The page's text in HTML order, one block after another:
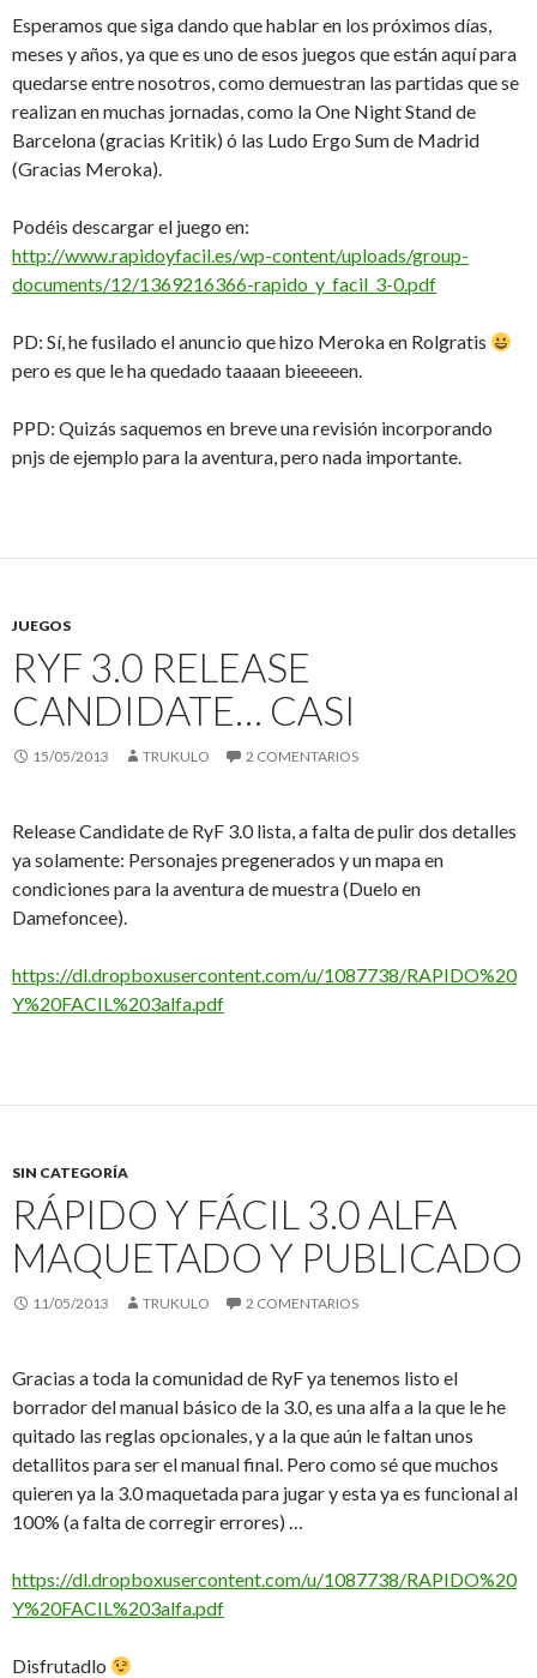
Esperamos que siga dando que hablar en los próximos días,
meses y años, ya que es uno de esos juegos que están aquí para
quedarse entre nosotros, como demuestran las partidas que se
realizan en muchas jornadas, como la One Night Stand de
Barcelona (gracias Kritik) ó las Ludo Ergo Sum de Madrid
(Gracias Meroka).
Podéis descargar el juego en:
http://www.rapidoyfacil.es/wp-content/uploads/group-
documents/12/1369216366-rapido_y_facil_3-0.pdf
PD: Sí, he fusilado el anuncio que hizo Meroka en Rolgratis
pero es que le ha quedado taaaan bieeeeen.
PPD: Quizás saquemos en breve una revisión incorporando
pnjs de ejemplo para la aventura, pero nada importante.
JUEGOS
RYF 3.0 RELEASE
CANDIDATE… CASI
15/05/2013 TRUKULO 2 COMENTARIOS
Release Candidate de RyF 3.0 lista, a falta de pulir dos detalles
ya solamente: Personajes pregenerados y un mapa en
condiciones para la aventura de muestra (Duelo en
Damefoncee).
https://dl.dropboxusercontent.com/u/1087738/RAPIDO%20
Y%20FACIL%203alfa.pdf
SIN CATEGORÍA
RÁPIDO Y FÁCIL 3.0 ALFA
MAQUETADO Y PUBLICADO
11/05/2013 TRUKULO 2 COMENTARIOS
Gracias a toda la comunidad de RyF ya tenemos listo el
borrador del manual básico de la 3.0, es una alfa a la que le he
quitado las reglas opcionales, y a la que aún le faltan unos
detallitos para ser el manual final. Pero como sé que muchos
quieren ya la 3.0 maquetada para jugar y esta ya es funcional al
100% (a falta de corregir errores) …
https://dl.dropboxusercontent.com/u/1087738/RAPIDO%20
Y%20FACIL%203alfa.pdf
Disfrutadlo